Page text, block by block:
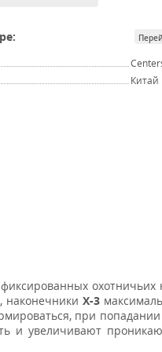
Китай
охотничьих
X-3
при
и увеличивают